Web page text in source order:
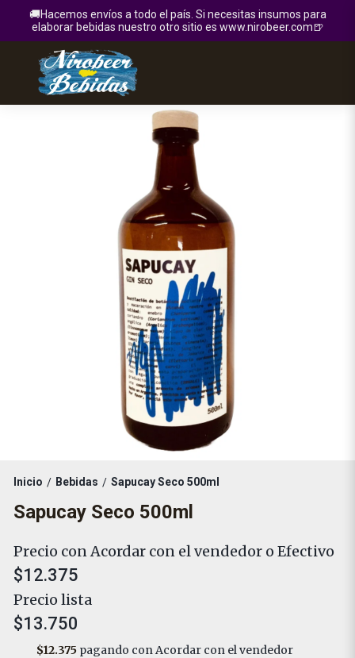
🚚Hacemos envíos a todo el país. Si necesitas insumos para
elaborar bebidas nuestro otro sitio es www.nirobeer.com🍺
Inicio / Bebidas / Sapucay Seco 500ml
Sapucay Seco 500ml
Precio con Acordar con el vendedor o Efectivo
$12.375
Precio lista
$13.750
$12.375 pagando con Acordar con el vendedor